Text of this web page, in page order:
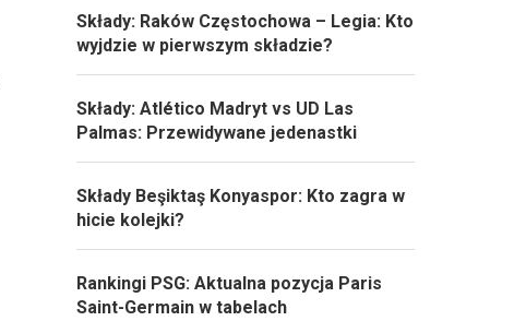
Składy: Raków Częstochowa – Legia: Kto
wyjdzie w pierwszym składzie?
Składy: Atlético Madryt vs UD Las
Palmas: Przewidywane jedenastki
Składy Beşiktaş Konyaspor: Kto zagra w
hicie kolejki?
Rankingi PSG: Aktualna pozycja Paris
Saint-Germain w tabelach